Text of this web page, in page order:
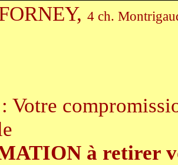
4 ch.
Votre
à retirer